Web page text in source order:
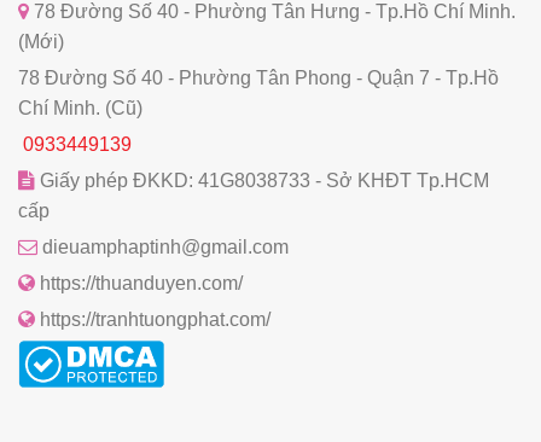
78 Đường Số 40 - Phường Tân Hưng - Tp.Hồ Chí Minh.
(Mới)
78 Đường Số 40 - Phường Tân Phong - Quận 7 - Tp.Hồ
Chí Minh. (Cũ)
0933449139
Giấy phép ĐKKD: 41G8038733 - Sở KHĐT Tp.HCM
cấp
dieuamphaptinh@gmail.com
https://thuanduyen.com/
https://tranhtuongphat.com/